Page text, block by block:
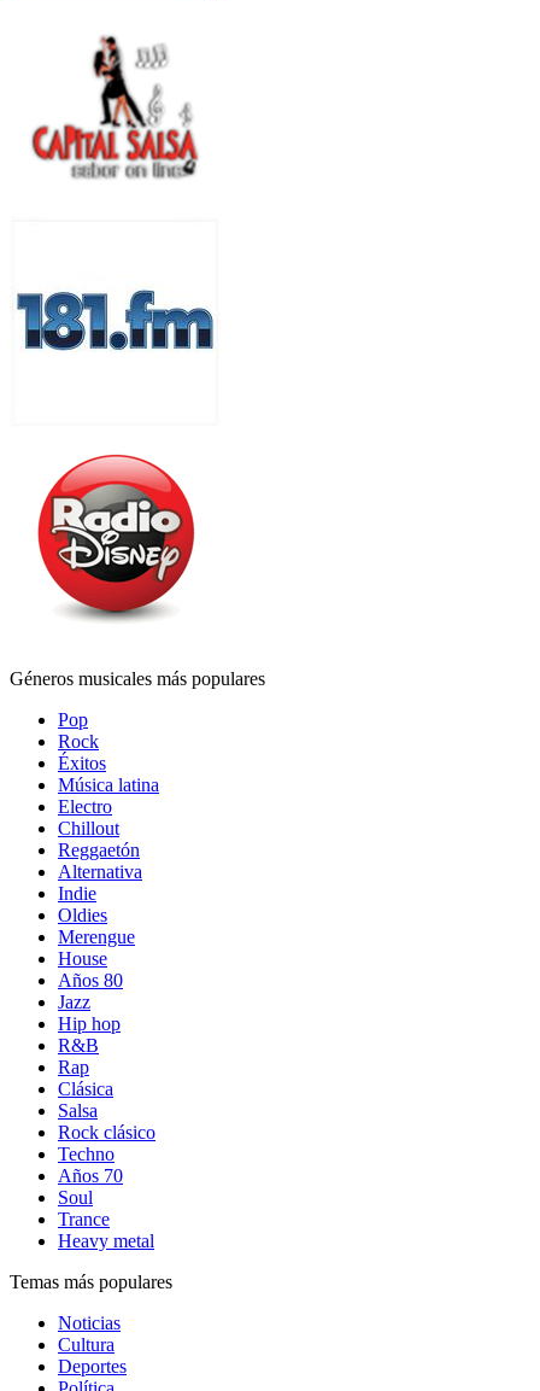
Géneros musicales más populares
Pop
Rock
Éxitos
Música latina
Electro
Chillout
Reggaetón
Alternativa
Indie
Oldies
Merengue
House
Años 80
Jazz
Hip hop
R&B
Rap
Clásica
Salsa
Rock clásico
Techno
Años 70
Soul
Trance
Heavy metal
Temas más populares
Noticias
Cultura
Deportes